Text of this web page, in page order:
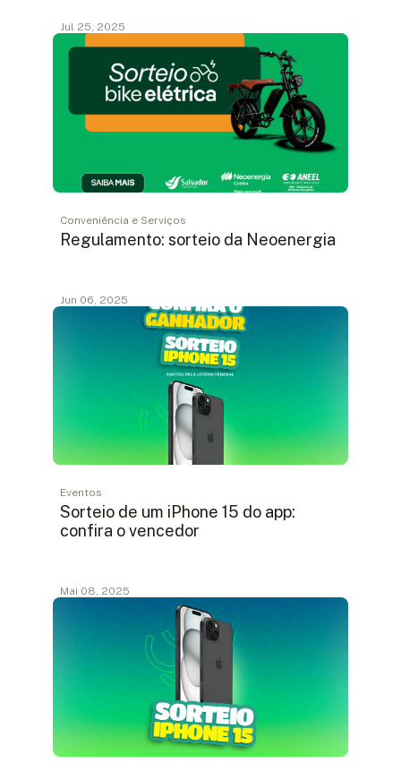
Jul 25, 2025
Conveniência e Serviços
Regulamento: sorteio da Neoenergia
Jun 06, 2025
Eventos
Sorteio de um iPhone 15 do app:
confira o vencedor
Mai 08, 2025